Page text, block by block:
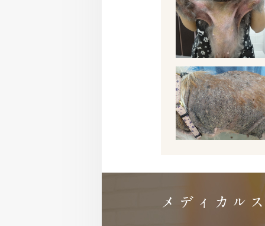
メディカル